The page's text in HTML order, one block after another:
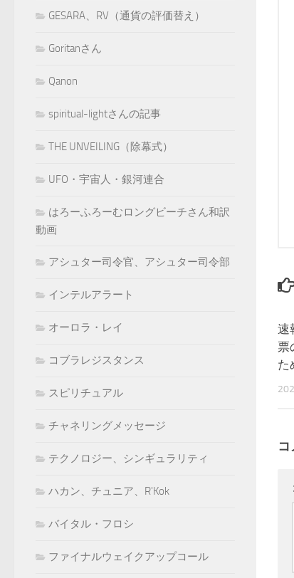
速
票
た
GESARA、RV（通貨の評価替え）
Goritanさん
Qanon
spiritual-lightさんの記事
THE UNVEILING（除幕式）
UFO・宇宙人・銀河連合
はろーふろーむロングビーチさん和訳
動画
アシュター司令官、アシュター司令部
インテルアラート
オーロラ・レイ
コブラレジスタンス
スピリチュアル
チャネリングメッセージ
テクノロジー、シンギュラリティ
ハカン、チュニア、R'Kok
バイタル・フロシ
ファイナルウェイクアップコール